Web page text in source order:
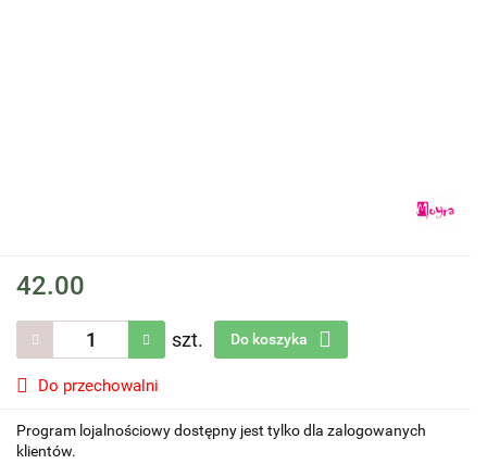
42.00
szt. Do koszyka
Do przechowalni
Program lojalnościowy dostępny jest tylko dla zalogowanych
klientów.